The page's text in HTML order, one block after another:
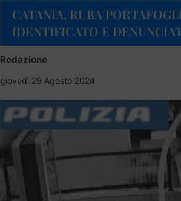
CATANIA, RUBA
IDENTIFICATO E
Redazione
giovedì 29 Agosto 2024